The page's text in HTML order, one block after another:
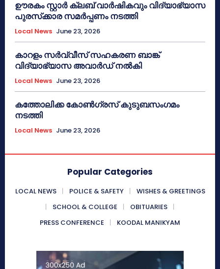
ഊരകം സ്റ്റാർ ക്ലബ് വാർഷികവും വിദ്യാഭ്യാസ
പുരസ്‌ക്കാര സമർപ്പണം നടത്തി
Local News June 23, 2026
കാറളം സർവ്വീസ് സഹകരണ ബാങ്ക്
വിദ്യാഭ്യാസ അവാർഡ് നൽകി
Local News June 23, 2026
കത്തോലിക്ക കോൺഗ്രസ് കുടുബസംഗമം
നടത്തി
Local News June 23, 2026
Popular Categories
LOCAL NEWS POLICE & SAFETY
WISHES & GREETINGS
SCHOOL & COLLEGE
OBITUARIES
PRESS CONFERENCE
KOODAL MANIKYAM